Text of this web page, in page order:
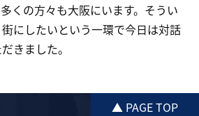
くの方々も大阪にいます。そうい
にしたいという一環で今日は対話
きました。
▲ PAGE TOP